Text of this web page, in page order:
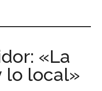
«La
lo local»